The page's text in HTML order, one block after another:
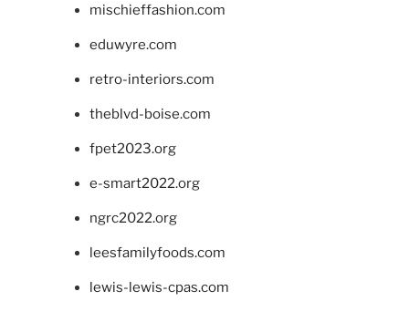
mischieffashion.com
eduwyre.com
retro-interiors.com
theblvd-boise.com
fpet2023.org
e-smart2022.org
ngrc2022.org
leesfamilyfoods.com
lewis-lewis-cpas.com